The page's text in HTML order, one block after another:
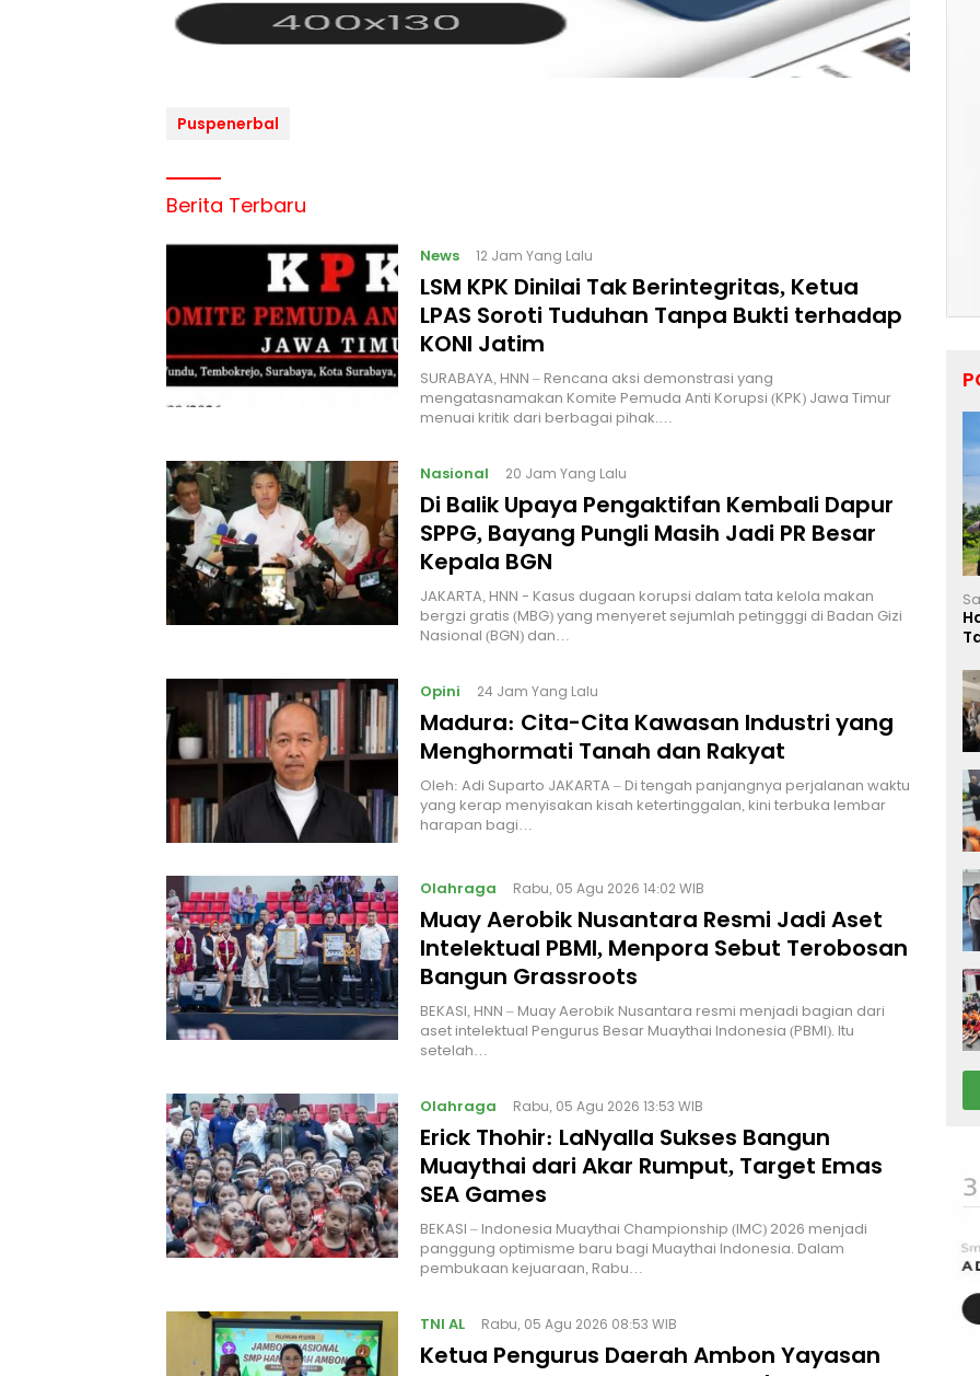
Puspenerbal
Berita Terbaru
News 12 Jam Yang Lalu
LSM KPK Dinilai Tak Berintegritas, Ketua
LPAS Soroti Tuduhan Tanpa Bukti terhadap
KONI Jatim
SURABAYA, HNN – Rencana aksi demonstrasi yang
mengatasnamakan Komite Pemuda Anti Korupsi (KPK) Jawa Timur
menuai kritik dari berbagai pihak.…
Nasional 20 Jam Yang Lalu
Di Balik Upaya Pengaktifan Kembali Dapur
SPPG, Bayang Pungli Masih Jadi PR Besar
Kepala BGN
JAKARTA, HNN - Kasus dugaan korupsi dalam tata kelola makan
bergzi gratis (MBG) yang menyeret sejumlah petingggi di Badan Gizi
Nasional (BGN) dan…
Opini 24 Jam Yang Lalu
Madura: Cita-Cita Kawasan Industri yang
Menghormati Tanah dan Rakyat
Oleh: Adi Suparto JAKARTA – Di tengah panjangnya perjalanan waktu
yang kerap menyisakan kisah ketertinggalan, kini terbuka lembar
harapan bagi…
Olahraga Rabu, 05 Agu 2026 14:02 WIB
Muay Aerobik Nusantara Resmi Jadi Aset
Intelektual PBMI, Menpora Sebut Terobosan
Bangun Grassroots
BEKASI, HNN – Muay Aerobik Nusantara resmi menjadi bagian dari
aset intelektual Pengurus Besar Muaythai Indonesia (PBMI). Itu
setelah…
Olahraga Rabu, 05 Agu 2026 13:53 WIB
Erick Thohir: LaNyalla Sukses Bangun
Muaythai dari Akar Rumput, Target Emas
SEA Games
BEKASI – Indonesia Muaythai Championship (IMC) 2026 menjadi
panggung optimisme baru bagi Muaythai Indonesia. Dalam
pembukaan kejuaraan, Rabu…
TNI AL Rabu, 05 Agu 2026 08:53 WIB
Ketua Pengurus Daerah Ambon Yayasan